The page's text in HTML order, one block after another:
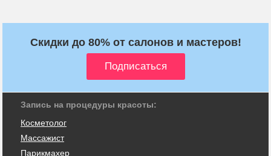
Скидки до 80% от салонов и мастеров!
Запись на процедуры красоты:
Косметолог
Массажист
Парикмахер